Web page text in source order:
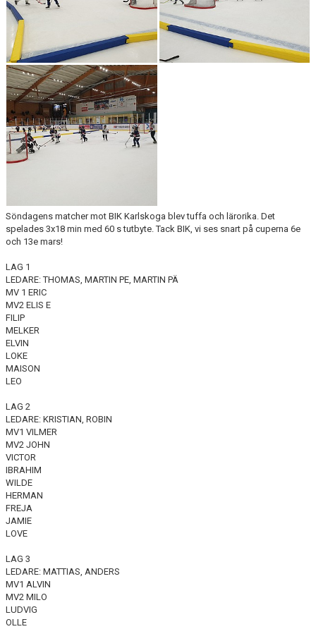
Söndagens matcher mot BIK Karlskoga blev tuffa och lärorika. Det
spelades 3x18 min med 60 s tutbyte. Tack BIK, vi ses snart på cuperna 6e
och 13e mars!
LAG 1
LEDARE: THOMAS, MARTIN PE, MARTIN PÄ
MV 1 ERIC
MV2 ELIS E
FILIP
MELKER
ELVIN
LOKE
MAISON
LEO
LAG 2
LEDARE: KRISTIAN, ROBIN
MV1 VILMER
MV2 JOHN
VICTOR
IBRAHIM
WILDE
HERMAN
FREJA
JAMIE
LOVE
LAG 3
LEDARE: MATTIAS, ANDERS
MV1 ALVIN
MV2 MILO
LUDVIG
OLLE